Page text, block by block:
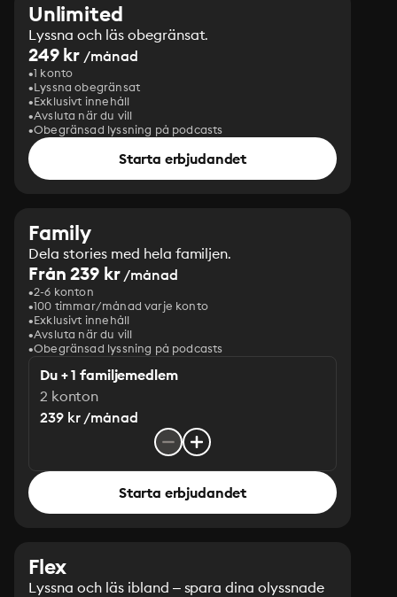
Unlimited
Lyssna och läs obegränsat.
249 kr /månad
1 konto
Lyssna obegränsat
Exklusivt innehåll
Avsluta när du vill
Obegränsad lyssning på podcasts
Starta erbjudandet
Family
Dela stories med hela familjen.
Från 239 kr/månad
2-6 konton
100 timmar/månad varje konto
Exklusivt innehåll
Avsluta när du vill
Obegränsad lyssning på podcasts
Du + 1 familjemedlem
2 konton
239 kr /månad
Starta erbjudandet
Flex
Lyssna och läs ibland – spara dina olyssnade